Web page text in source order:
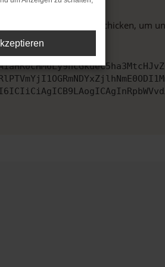
uns diesen Text schicken, um